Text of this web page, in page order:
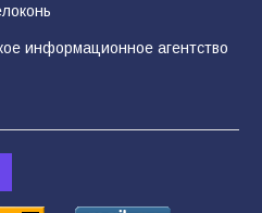
дорожные работы
в России в 2026 году
дали ответ
информационное агентство